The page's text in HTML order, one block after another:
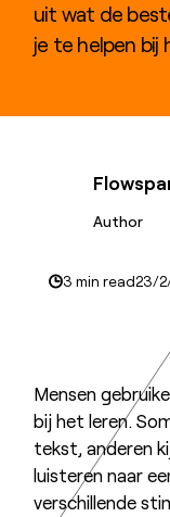
uit wat de
je te helpen bij
Author
3 min read23/
Mensen
bij het leren.
tekst, anderen
luisteren naar
verschillende